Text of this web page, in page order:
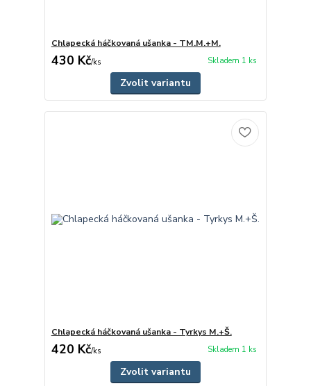
Chlapecká háčkovaná ušanka - TM.M.+M.
430 Kč/ks Skladem 1 ks
Zvolit variantu
Chlapecká háčkovaná ušanka - Tyrkys M.+Š.
420 Kč/ks Skladem 1 ks
Zvolit variantu